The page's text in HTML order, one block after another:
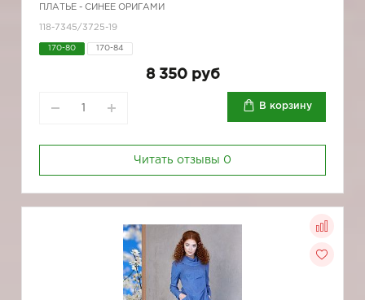
ПЛАТЬЕ - СИНЕЕ ОРИГАМИ
118-7345/3725-19
170-80 170-84
8 350 руб
В корзину
Читать отзывы 0